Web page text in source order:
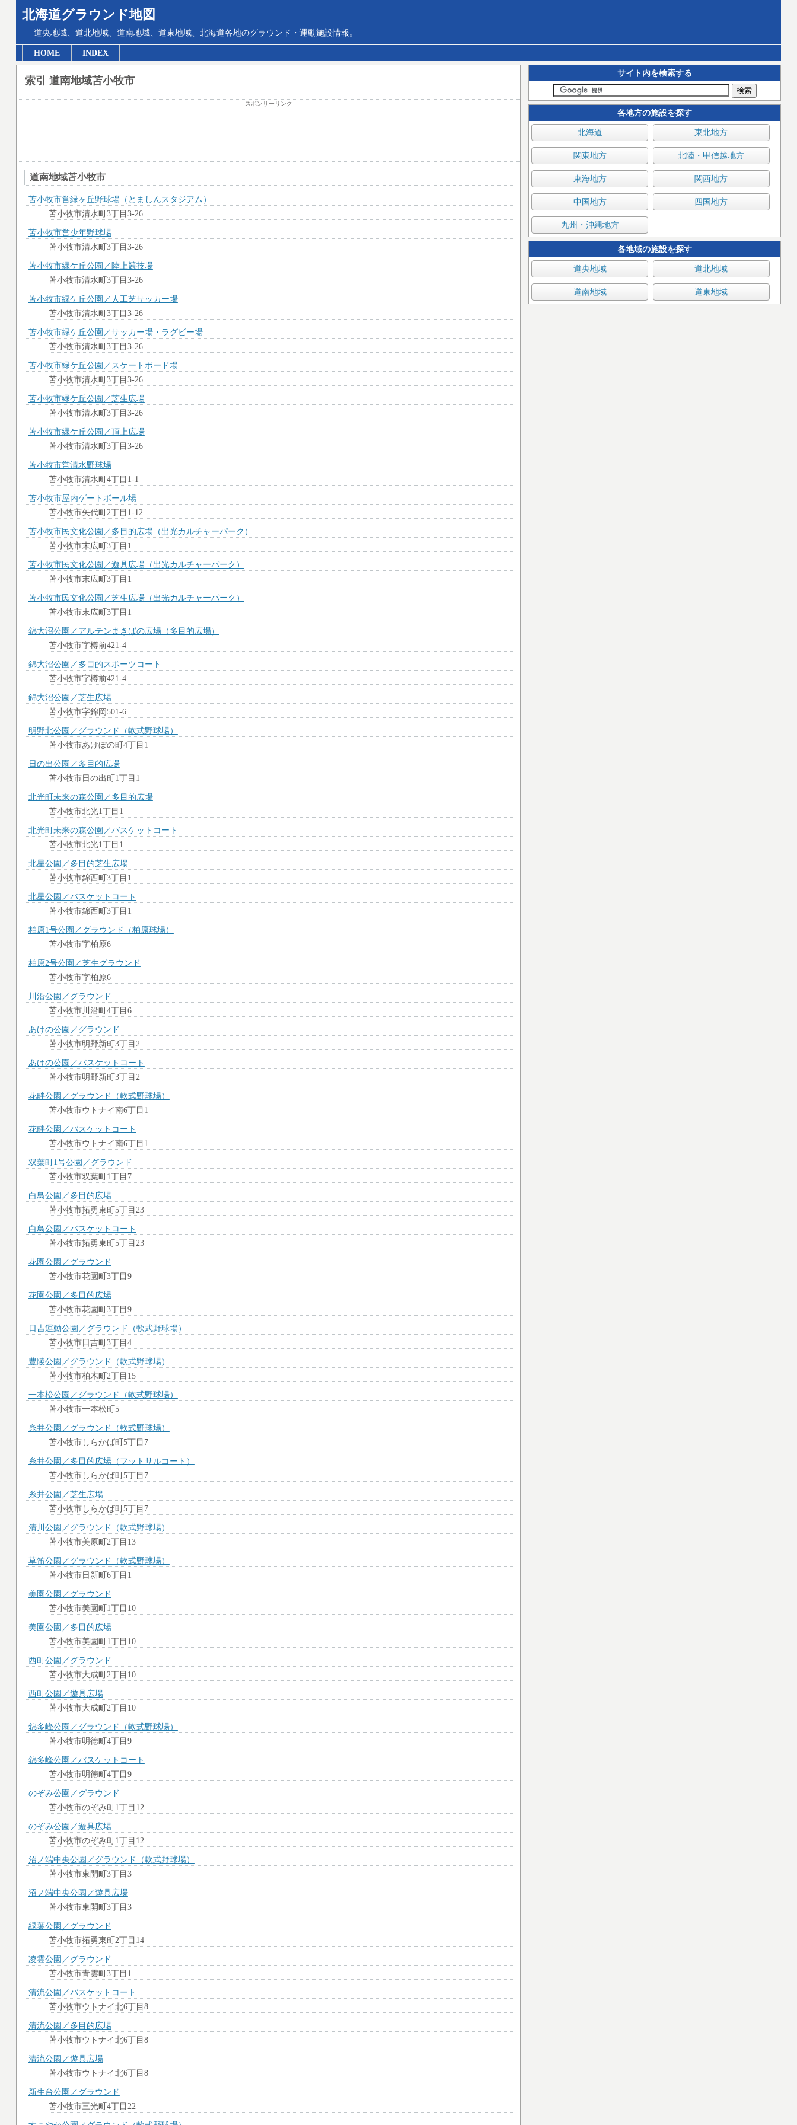
北海道グラウンド地図
道央地域、道北地域、道南地域、道東地域、北海道各地のグラウンド・運動施設情報。
HOME INDEX
サイト内を検索する
各地方の施設を探す
北海道 東北地方
関東地方 北陸・甲信越地方
東海地方 関西地方
中国地方 四国地方
九州・沖縄地方
各地域の施設を探す
道央地域 道北地域
道南地域 道東地域
索引 道南地域苫小牧市
スポンサーリンク
道南地域苫小牧市
苫小牧市営緑ヶ丘野球場（とましんスタジアム）
苫小牧市清水町3丁目3-26
苫小牧市営少年野球場
苫小牧市清水町3丁目3-26
苫小牧市緑ケ丘公園／陸上競技場
苫小牧市清水町3丁目3-26
苫小牧市緑ケ丘公園／人工芝サッカー場
苫小牧市清水町3丁目3-26
苫小牧市緑ケ丘公園／サッカー場・ラグビー場
苫小牧市清水町3丁目3-26
苫小牧市緑ケ丘公園／スケートボード場
苫小牧市清水町3丁目3-26
苫小牧市緑ケ丘公園／芝生広場
苫小牧市清水町3丁目3-26
苫小牧市緑ケ丘公園／頂上広場
苫小牧市清水町3丁目3-26
苫小牧市営清水野球場
苫小牧市清水町4丁目1-1
苫小牧市屋内ゲートボール場
苫小牧市矢代町2丁目1-12
苫小牧市民文化公園／多目的広場（出光カルチャーパーク）
苫小牧市末広町3丁目1
苫小牧市民文化公園／遊具広場（出光カルチャーパーク）
苫小牧市末広町3丁目1
苫小牧市民文化公園／芝生広場（出光カルチャーパーク）
苫小牧市末広町3丁目1
錦大沼公園／アルテンまきばの広場（多目的広場）
苫小牧市字樽前421-4
錦大沼公園／多目的スポーツコート
苫小牧市字樽前421-4
錦大沼公園／芝生広場
苫小牧市字錦岡501-6
明野北公園／グラウンド（軟式野球場）
苫小牧市あけぼの町4丁目1
日の出公園／多目的広場
苫小牧市日の出町1丁目1
北光町未来の森公園／多目的広場
苫小牧市北光1丁目1
北光町未来の森公園／バスケットコート
苫小牧市北光1丁目1
北星公園／多目的芝生広場
苫小牧市錦西町3丁目1
北星公園／バスケットコート
苫小牧市錦西町3丁目1
柏原1号公園／グラウンド（柏原球場）
苫小牧市字柏原6
柏原2号公園／芝生グラウンド
苫小牧市字柏原6
川沿公園／グラウンド
苫小牧市川沿町4丁目6
あけの公園／グラウンド
苫小牧市明野新町3丁目2
あけの公園／バスケットコート
苫小牧市明野新町3丁目2
花畔公園／グラウンド（軟式野球場）
苫小牧市ウトナイ南6丁目1
花畔公園／バスケットコート
苫小牧市ウトナイ南6丁目1
双葉町1号公園／グラウンド
苫小牧市双葉町1丁目7
白鳥公園／多目的広場
苫小牧市拓勇東町5丁目23
白鳥公園／バスケットコート
苫小牧市拓勇東町5丁目23
花園公園／グラウンド
苫小牧市花園町3丁目9
花園公園／多目的広場
苫小牧市花園町3丁目9
日吉運動公園／グラウンド（軟式野球場）
苫小牧市日吉町3丁目4
豊陵公園／グラウンド（軟式野球場）
苫小牧市柏木町2丁目15
一本松公園／グラウンド（軟式野球場）
苫小牧市一本松町5
糸井公園／グラウンド（軟式野球場）
苫小牧市しらかば町5丁目7
糸井公園／多目的広場（フットサルコート）
苫小牧市しらかば町5丁目7
糸井公園／芝生広場
苫小牧市しらかば町5丁目7
清川公園／グラウンド（軟式野球場）
苫小牧市美原町2丁目13
草笛公園／グラウンド（軟式野球場）
苫小牧市日新町6丁目1
美園公園／グラウンド
苫小牧市美園町1丁目10
美園公園／多目的広場
苫小牧市美園町1丁目10
西町公園／グラウンド
苫小牧市大成町2丁目10
西町公園／遊具広場
苫小牧市大成町2丁目10
錦多峰公園／グラウンド（軟式野球場）
苫小牧市明徳町4丁目9
錦多峰公園／バスケットコート
苫小牧市明徳町4丁目9
のぞみ公園／グラウンド
苫小牧市のぞみ町1丁目12
のぞみ公園／遊具広場
苫小牧市のぞみ町1丁目12
沼ノ端中央公園／グラウンド（軟式野球場）
苫小牧市東開町3丁目3
沼ノ端中央公園／遊具広場
苫小牧市東開町3丁目3
緑葉公園／グラウンド
苫小牧市拓勇東町2丁目14
凌雲公園／グラウンド
苫小牧市青雲町3丁目1
清流公園／バスケットコート
苫小牧市ウトナイ北6丁目8
清流公園／多目的広場
苫小牧市ウトナイ北6丁目8
清流公園／遊具広場
苫小牧市ウトナイ北6丁目8
新生台公園／グラウンド
苫小牧市三光町4丁目22